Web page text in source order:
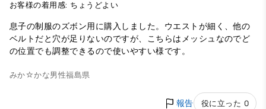
お客様の着用感: ちょうどよい
息子の制服のズボン用に購入しました。ウエストが細く、他の
ベルトだと穴が足りないのですが、こちらはメッシュなのでど
の位置でも調整できるので使いやすい様です。
みか☆かな男性福島県
報告 役に立った 0